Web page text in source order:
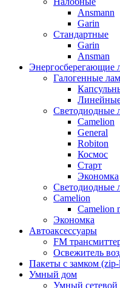
Ansmann
Garin
Стандартные
Garin
Ansman
Энергосберегающие
Галогенные
Светодиодные
Camelion
General
Robiton
Космос
Старт
Экономка
Светодиодные
Camelion
Camelion
Экономка
Автоаксессуары
FM
Освежитель
Пакеты с замком
Умный дом
Умный сетевой